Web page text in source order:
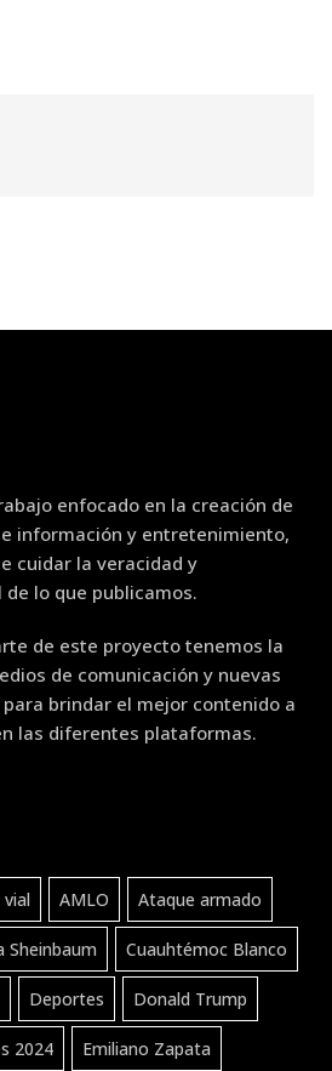
enfocado en la creación de
información y entretenimiento,
cuidar la veracidad y
lo que publicamos.
de este proyecto tenemos la
de comunicación y nuevas
brindar el mejor contenido a
las diferentes plataformas.
AMLO Ataque armado
Sheinbaum Cuauhtémoc Blanco
Deportes Donald Trump
2024 Emiliano Zapata